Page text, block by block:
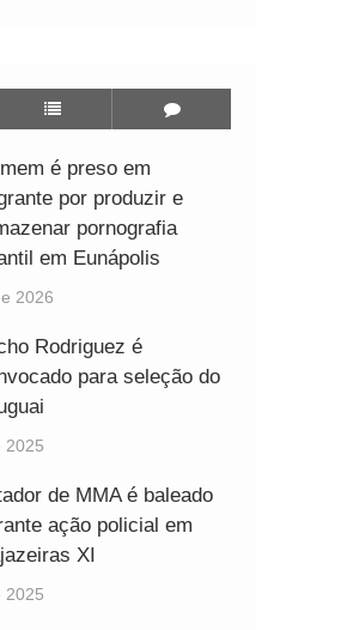
é preso em
por produzir e
pornografia
em Eunápolis
2026
Rodriguez é
para seleção do
2025
de MMA é baleado
ação policial em
XI
2025